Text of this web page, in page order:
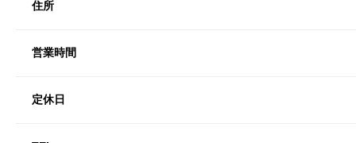
住所
営業時間
定休日